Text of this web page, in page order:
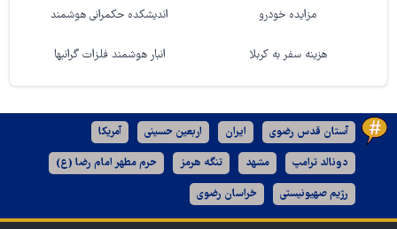
مزایده خودرو اندیشکده حکمرانی هوشمند
هزینه سفر به کربلا انبار هوشمند فلزات گرانبها
آستان قدس رضوی ایران اربعین حسینی آمریکا
دونالد ترامپ مشهد تنگه هرمز حرم مطهر امام رضا (ع)
رژیم صهیونیستی خراسان رضوی